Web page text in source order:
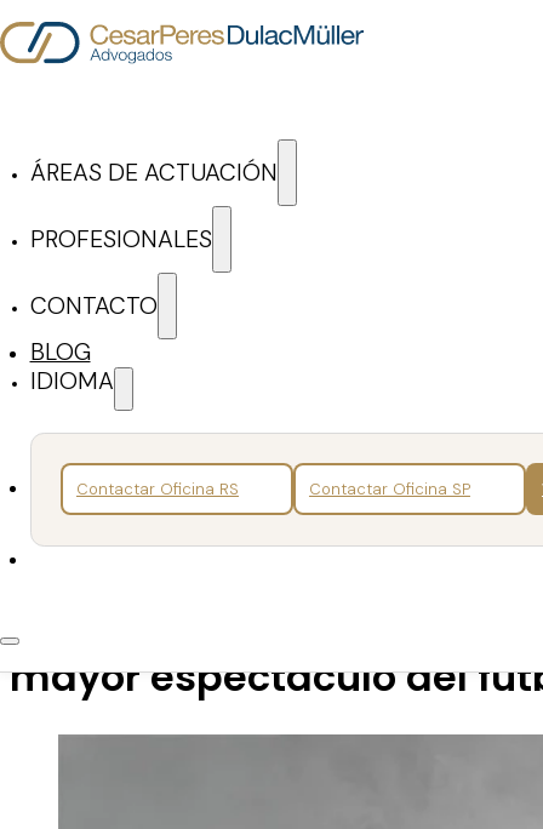
ÁREAS DE ACTUACIÓN
PROFESIONALES
CONTACTO
BLOG
IDIOMA
Contactar Oficina RS Contactar Oficina SP
Blog de Cesar Peres
ARTÍCULOS Y NOTICIAS
Volver
Artículos
2 de julio de 2026
Mundial y propiedad
mayor espectáculo del